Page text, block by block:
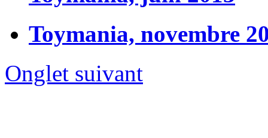
Toymania, novembre
Onglet suivant